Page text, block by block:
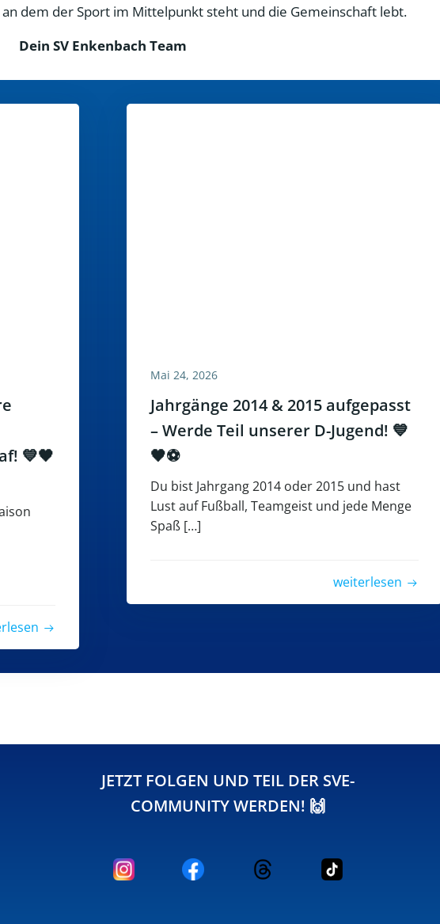
an dem der Sport im Mittelpunkt steht und die Gemeinschaft lebt.
Dein SV Enkenbach Team
💙🖤
Mai 24, 2026
Jahrgänge 2014 & 2015 aufgepasst
– Werde Teil unserer D-Jugend! 💙
🖤⚽
Du bist Jahrgang 2014 oder 2015 und hast
Lust auf Fußball, Teamgeist und jede Menge
Spaß […]
weiterlesen
JETZT FOLGEN UND TEIL DER SVE-
COMMUNITY WERDEN! 🙌